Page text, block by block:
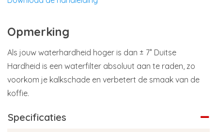
Opmerking
Als jouw waterhardheid hoger is dan ± 7˚ Duitse
Hardheid is een waterfilter absoluut aan te raden, zo
voorkom je kalkschade en verbetert de smaak van de
koffie.
Specificaties